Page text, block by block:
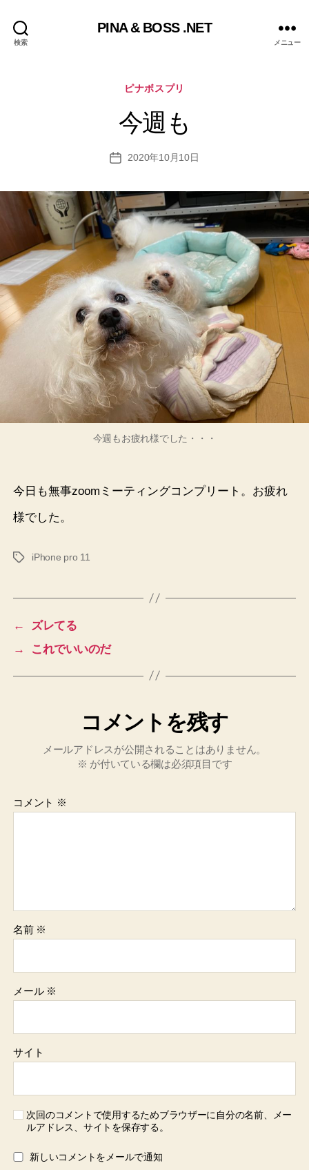
検索
PINA & BOSS .NET
メニュー
カ
ゴ
リ
ピナボスプリ
今週も
投
2020年10月10日
今週もお疲れ様でした・・・
今日も無事zoomミーティングコンプリート。お疲れ
様でした。
タ
iPhone pro 11
←
ズレてる
→
これでいいのだ
コメントを残す
メールアドレスが公開されることはありません。
※ が付いている欄は必須項目です
コメント ※
名前 ※
メール ※
サイト
次回のコメントで使用するためブラウザーに自分の名前、メー
ルアドレス、サイトを保存する。
新しいコメントをメールで通知